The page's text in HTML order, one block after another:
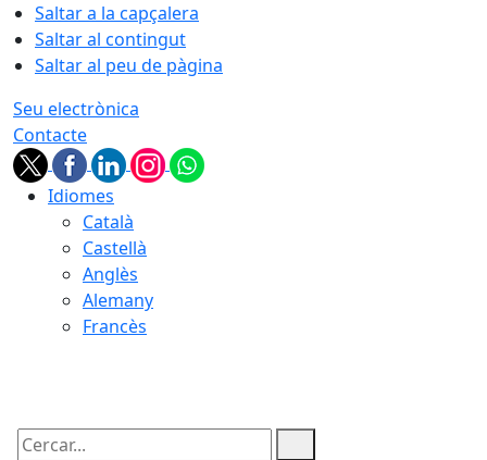
Saltar a la capçalera
Saltar al contingut
Saltar al peu de pàgina
Seu electrònica
Contacte
Idiomes
Català
Castellà
Anglès
Alemany
Francès